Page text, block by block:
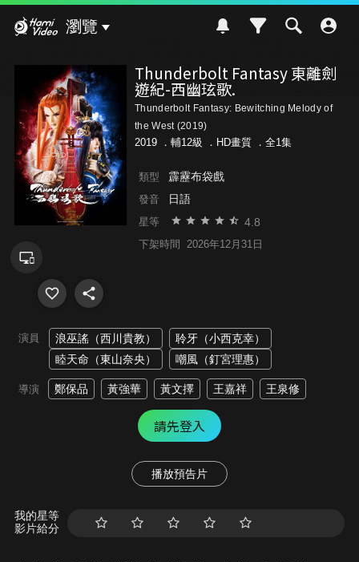
瀏覽
Thunderbolt Fantasy 東離劍
遊紀-西幽玹歌.
Thunderbolt Fantasy: Bewitching Melody of
the West (2019)
2019 ． 輔12級 ．HD畫質 ．全1集
類型 霹靂布袋戲
發音 日語
星等 4.8
下架時間 2026年12月31日
演員 浪巫謠（西川貴教）
聆牙（小西克幸）
睦天命（東山奈央）
嘲風（釘宮理惠）
導演 鄭保品 黃強華 黃文擇 王嘉祥 王泉修
請先登入
播放預告片
我的星等
影片給分